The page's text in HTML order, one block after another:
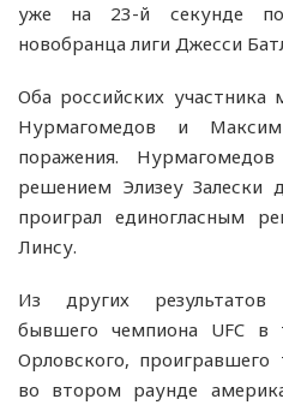
уже на 23-й секунде
новобранца лиги Джесси
Оба российских участника
Нурмагомедов и
поражения.
решением Элизеу Залески
проиграл единогласным
Линсу.
Из других
бывшего чемпиона UFC в
Орловского, проигравшего
во втором раунде